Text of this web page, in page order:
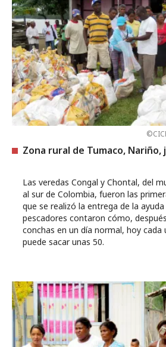
Zona rural de Tumaco, Nariño,
Las veredas Congal y Chontal, del
al sur de Colombia, fueron las
que se realizó la entrega de la
pescadores contaron cómo,
conchas en un día normal, hoy cada
puede sacar unas 50.